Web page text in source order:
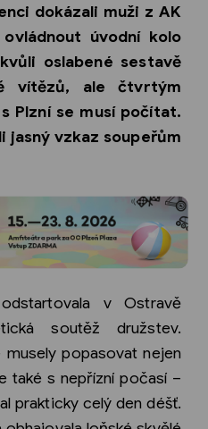
dokázali muži z AK
úvodní kolo
oslabené sestavě
vítězů, ale čtvrtým
Plzní se musí počítat.
jasný vzkaz soupeřům
v Ostravě
soutěž družstev.
popasovat nejen
také s nepřízní počasí –
prakticky celý den déšť.